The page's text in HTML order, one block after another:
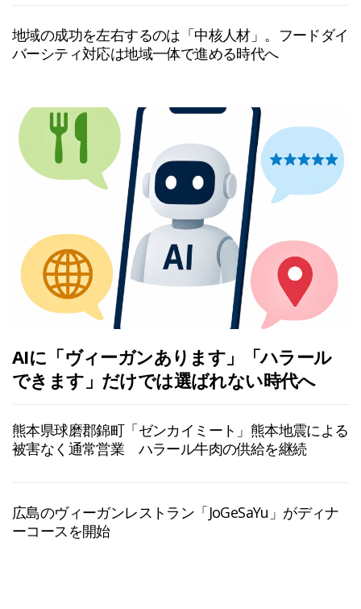
地域の成功を左右するのは「中核人材」。フードダイ
バーシティ対応は地域一体で進める時代へ
AIに「ヴィーガンあります」「ハラール
できます」だけでは選ばれない時代へ
熊本県球磨郡錦町「ゼンカイミート」熊本地震による
被害なく通常営業 ハラール牛肉の供給を継続
広島のヴィーガンレストラン「JoGeSaYu」がディナ
ーコースを開始